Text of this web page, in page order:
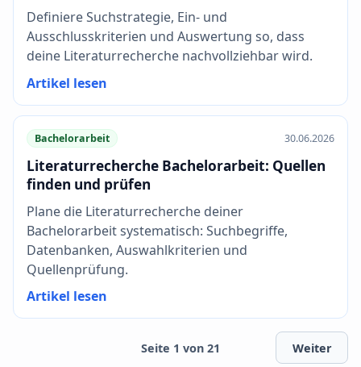
Definiere Suchstrategie, Ein- und
Ausschlusskriterien und Auswertung so, dass
deine Literaturrecherche nachvollziehbar wird.
Artikel lesen
Bachelorarbeit 30.06.2026
Literaturrecherche Bachelorarbeit: Quellen
finden und prüfen
Plane die Literaturrecherche deiner
Bachelorarbeit systematisch: Suchbegriffe,
Datenbanken, Auswahlkriterien und
Quellenprüfung.
Artikel lesen
Seite 1 von 21 Weiter